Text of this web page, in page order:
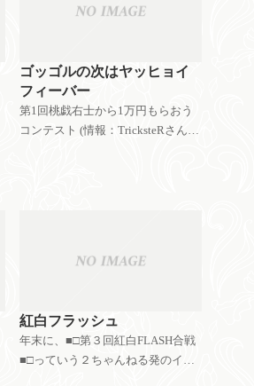
googleでゴッゴル検索するとまだ
ゴッゴルの次はヤッヒョイ
フィーバー
第1回桃戯右士から1万円もらおう
コンテスト (情報：TricksteRさんよ
紅白フラッシュ
年末に、■□第３回紅白FLASH合戦
■□っていう２ちゃんねる発のイベ